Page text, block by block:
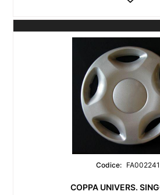
Codice:
COPPA UNIVERS.